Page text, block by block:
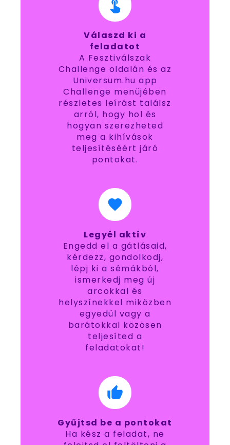
Válaszd ki a
feladatot
A Fesztiválszak
Challenge oldalán és az
Universum.hu app
Challenge menüjében
részletes leírást találsz
arról, hogy hol és
hogyan szerezheted
meg a kihívások
teljesítéséért járó
pontokat.
Legyél aktív
Engedd el a gátlásaid,
kérdezz, gondolkodj,
lépj ki a sémákból,
ismerkedj meg új
arcokkal és
helyszínekkel miközben
egyedül vagy a
barátokkal közösen
teljesíted a
feladatokat!
Gyűjtsd be a pontokat
Ha kész a feladat, ne